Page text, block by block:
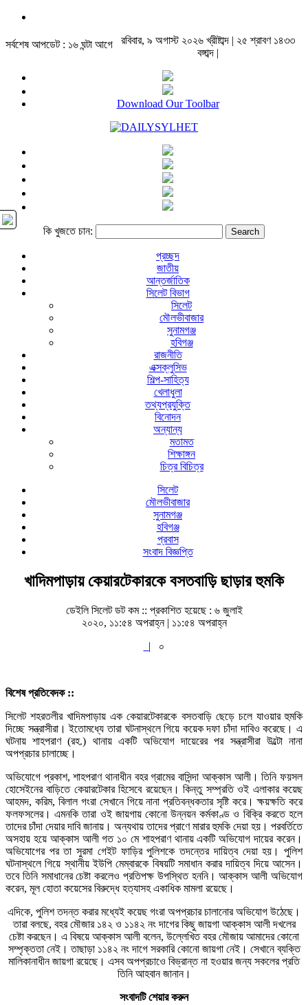
সর্বশেষ আপডেট : ১৬ ঘন্টা আগে
রবিবার, ৯ অগাস্ট ২০২৬ খ্রীষ্টাব্দ | ২৫ শ্রাবণ ১৪৩৩
বঙ্গাব্দ |
Download Our Toolbar
কি খুজতে চান:
প্রচ্ছদ
জাতীয়
আন্তর্জাতিক
সিলেট বিভাগ
সিলেট
মৌলভীবাজার
সুনামগঞ্জ
হবিগঞ্জ
রাজনীতি
এক্সক্লুসিভ
শিল্প-সাহিত্য
খেলাধুলা
তথ্যপ্রযুক্তি
বিনোদন
অন্যান্য
মতামত
শিক্ষাঙ্গন
চিত্র বিচিত্র
সিলেট
মৌলভীবাজার
সুনামগঞ্জ
হবিগঞ্জ
প্রবাস
সংবাদ বিজ্ঞপ্তি
খাদিমপাড়ায় কেয়ারটেকারকে বসতবাড়ি ছাড়ার হুমকি
ডেইলি সিলেট ডট কম :: প্রকাশিত হয়েছে : ৬ জুলাই
২০২০, ১১:৫৪ অপরাহ্ন | ১১:৫৪ অপরাহ্ন
|
০
বিশেষ প্রতিবেদক ::
সিলেট শহরতলীর খাদিমপাড়ায় এক কেয়ারটেকারকে বসতবাড়ি ছেড়ে চলে যাওয়ার হুমকি
দিচ্ছে সন্ত্রাসীরা। ইতোমধ্যে তারা ঘটনাস্থলে গিয়ে কয়েক দফা চাঁদা দাবিও করেছে। এ
ঘটনায় শাহপরাণ (রহ.) থানায় একটি অভিযোগ দায়েরের পর সন্ত্রাসীরা উল্টো নানা
অপপ্রচার চালাচ্ছে।
অভিযোগে প্রকাশ, শাহপরাণ থানাধীন বহর গ্রামের বাসিন্দা আক্কাস আলী। তিনি ফয়সল
হোসেইনের বাড়িতে কেয়ারটেকার হিসেবে রয়েছেন। কিন্তু সম্প্রতি ওই এলাকার কয়েছ
আহমদ, করিম, বিলাল গংরা সেখানে গিয়ে নানা প্রতিবন্ধকতার সৃষ্টি করে। ক্ষয়ক্ষতি করে
ফলফসলের। এমনকি তারা ওই জায়গায় কোনো উন্নয়ন কর্মকাণ্ড ও বিক্রি করতে হলে
তাদের চাঁদা দেয়ার দাবি জানায়। অন্যথায় তাদের প্রাণে মারার হুমকি দেয়া হয়। পরবর্তিতে
অসহায় হয়ে আক্কাস আলী গত ১০ মে শাহপরাণ থানায় একটি অভিযোগ দায়ের করেন।
অভিযোগের পর তা সুরমা গেইট ফাড়ির পুলিশকে তদন্তের দায়িত্ব দেয়া হয়। পুলিশ
ঘটনাস্থলে গিয়ে স্থানীয় ইউপি মেম্বারকে বিষয়টি সমাধান করার দায়িত্ব দিয়ে আসেন।
তবে তিনি সমাধানের চেষ্টা করলেও প্রতিপক্ষ উপস্থিত হননি। আক্কাস আলী অভিযোগ
করেন, মূল হোতা কয়েসের বিরুদ্ধে হত্যাসহ একাধিক মামলা রয়েছে।
এদিকে, পুলিশ তদন্ত করার মধ্যেই কয়েছ গংরা অপপ্রচার চালানোর অভিযোগ উঠেছে।
তারা বলছে, বহর মৌজার ১৪২ ও ১১৪২ নং দাগের কিছু জায়গা আক্কাস আলী দখলের
চেষ্টা করছেন। এ বিষয়ে আক্কাস আলী বলেন, উল্লেখিত বহর মৌজায় আমাদের কোনো
সম্পৃক্ততা নেই। তাছাড়া ১১৪২ নং দাগে সরকারি কোনো জায়গা নেই। সেখানে ব্যক্তি
মালিকানাধীন জায়গা রয়েছে। এসব অপপ্রচাওে বিভ্রান্ত না হওয়ার জন্য সকলের প্রতি
তিনি আহবান জানান।
সংবাদটি শেয়ার করুন